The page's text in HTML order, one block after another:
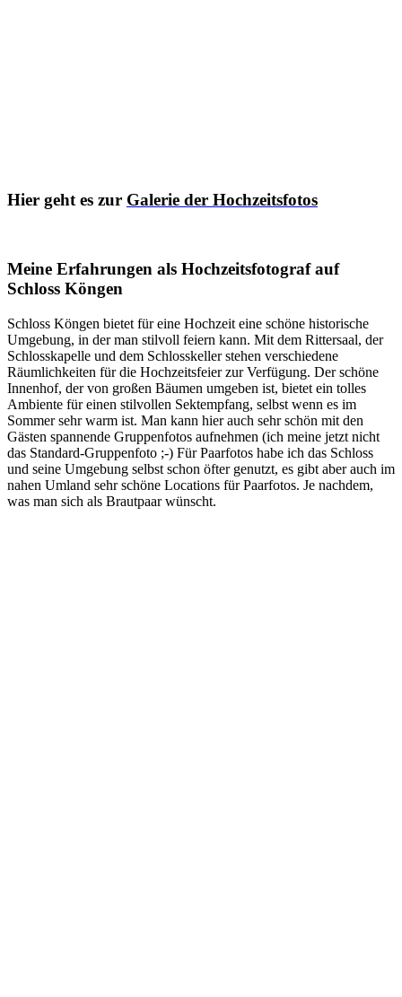
Hier geht es zur Galerie der Hochzeitsfotos
Meine Erfahrungen als Hochzeitsfotograf auf
Schloss Köngen
Schloss Köngen bietet für eine Hochzeit eine schöne historische
Umgebung, in der man stilvoll feiern kann. Mit dem Rittersaal, der
Schlosskapelle und dem Schlosskeller stehen verschiedene
Räumlichkeiten für die Hochzeitsfeier zur Verfügung. Der schöne
Innenhof, der von großen Bäumen umgeben ist, bietet ein tolles
Ambiente für einen stilvollen Sektempfang, selbst wenn es im
Sommer sehr warm ist. Man kann hier auch sehr schön mit den
Gästen spannende Gruppenfotos aufnehmen (ich meine jetzt nicht
das Standard-Gruppenfoto ;-) Für Paarfotos habe ich das Schloss
und seine Umgebung selbst schon öfter genutzt, es gibt aber auch im
nahen Umland sehr schöne Locations für Paarfotos. Je nachdem,
was man sich als Brautpaar wünscht.